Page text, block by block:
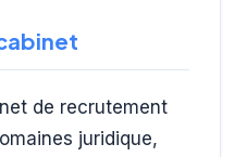
de recrutement
juridique,